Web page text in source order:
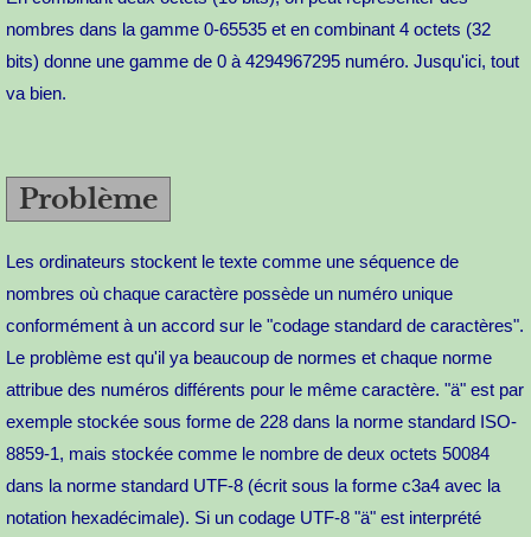
nombres dans la gamme 0-65535 et en combinant 4 octets (32
bits) donne une gamme de 0 à 4294967295 numéro. Jusqu'ici, tout
va bien.
Problème
Les ordinateurs stockent le texte comme une séquence de
nombres où chaque caractère possède un numéro unique
conformément à un accord sur le "codage standard de caractères".
Le problème est qu'il ya beaucoup de normes et chaque norme
attribue des numéros différents pour le même caractère. "ä" est par
exemple stockée sous forme de 228 dans la norme standard ISO-
8859-1, mais stockée comme le nombre de deux octets 50084
dans la norme standard UTF-8 (écrit sous la forme c3a4 avec la
notation hexadécimale). Si un codage UTF-8 "ä" est interprété